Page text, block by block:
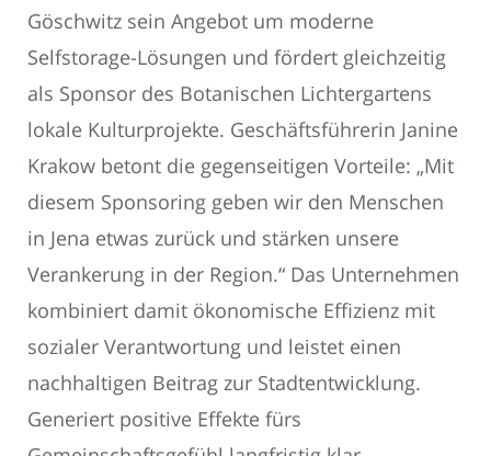
Göschwitz sein Angebot um moderne
Selfstorage-Lösungen und fördert gleichzeitig
als Sponsor des Botanischen Lichtergartens
lokale Kulturprojekte. Geschäftsführerin Janine
Krakow betont die gegenseitigen Vorteile: „Mit
diesem Sponsoring geben wir den Menschen
in Jena etwas zurück und stärken unsere
Verankerung in der Region.“ Das Unternehmen
kombiniert damit ökonomische Effizienz mit
sozialer Verantwortung und leistet einen
nachhaltigen Beitrag zur Stadtentwicklung.
Generiert positive Effekte fürs